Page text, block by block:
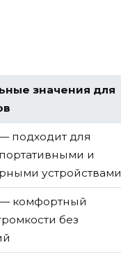
значения для
подходит для
и
устройствами
— комфортный
без